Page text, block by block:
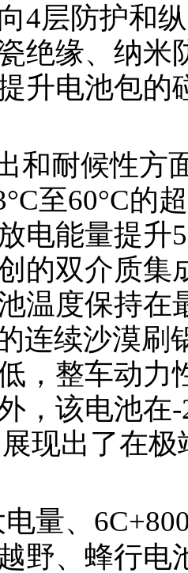
4层防护和
绝缘、纳米
升电池包的
和耐候性方
至60°C的
电能量提升
的双介质集
温度保持在
连续沙漠刷
，整车动力
，该电池
现出了在